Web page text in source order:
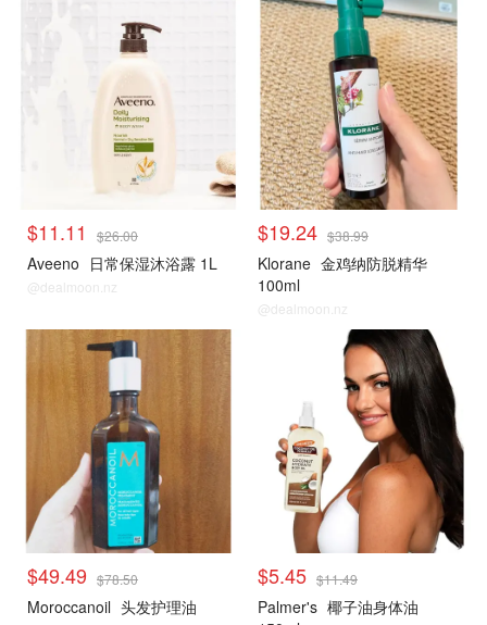
$11.11 $26.00
Aveeno 日常保湿沐浴露 1L
@dealmoon.nz
$19.24 $38.99
Klorane 金鸡纳防脱精华
100ml
@dealmoon.nz
$49.49 $78.50
Moroccanoil 头发护理油
$5.45 $11.49
Palmer's 椰子油身体油